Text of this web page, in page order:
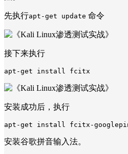
先执行apt-get update 命令
接下来执行
安装成功后，执行
安装谷歌拼音输入法。